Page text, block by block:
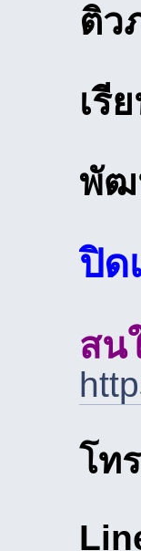
ติว
เรี
พัฒ
ปิด
สน
โท